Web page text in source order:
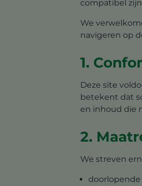
compatibel
We
navigeren op
1.
Deze site
betekent dat
en inhoud die
2.
We streven